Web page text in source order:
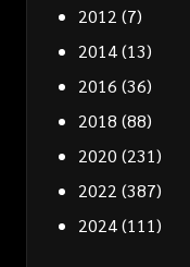
2012 (7)
2014(13)
2016 (36)
2018 (88)
2020 (231)
2022 (387)
2024(111)